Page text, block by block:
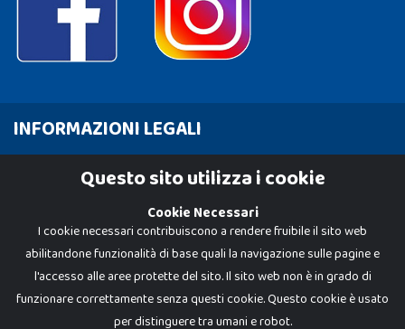
INFORMAZIONI LEGALI
Cookie PolicyQuesto sito utilizza i cookie
Cookie Necessari
I cookie necessari contribuiscono a rendere fruibile il sito web
abilitandone funzionalità di base quali la navigazione sulle pagine e
l'accesso alle aree protette del sito. Il sito web non è in grado di
funzionare correttamente senza questi cookie. Questo cookie è usato
per distinguere tra umani e robot.